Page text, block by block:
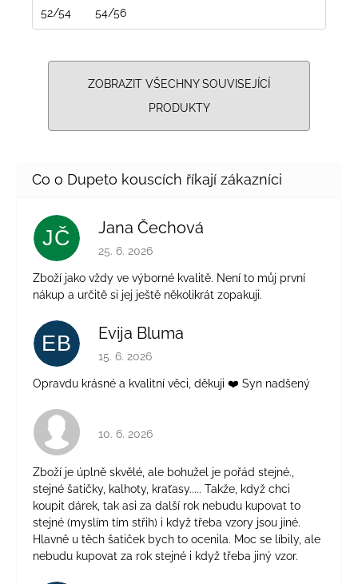
52/54 54/56
ZOBRAZIT VŠECHNY SOUVISEJÍCÍ
PRODUKTY
JČ Jana Čechová
Hodnocení obchodu je 5 z 5 hvězdiček.
25. 6. 2026
Zboží jako vždy ve výborné kvalitě. Není to můj první
nákup a určitě si jej ještě několikrát zopakuji.
EB Evija Bluma
Hodnocení obchodu je 5 z 5 hvězdiček.
15. 6. 2026
Opravdu krásné a kvalitní věci, děkuji ❤️ Syn nadšený
Hodnocení obchodu je 4 z 5 hvězdiček.
10. 6. 2026
Zboží je úplně skvělé, ale bohužel je pořád stejné.,
stejné šatičky, kalhoty, kraťasy..... Takže, když chci
koupit dárek, tak asi za další rok nebudu kupovat to
stejné (myslím tím střih) i když třeba vzory jsou jiné.
Hlavně u těch šatiček bych to ocenila. Moc se líbily, ale
nebudu kupovat za rok stejné i když třeba jiný vzor.